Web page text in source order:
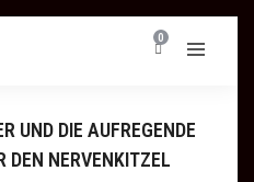
0
UND DIE AUFREGENDE
DEN NERVENKITZEL